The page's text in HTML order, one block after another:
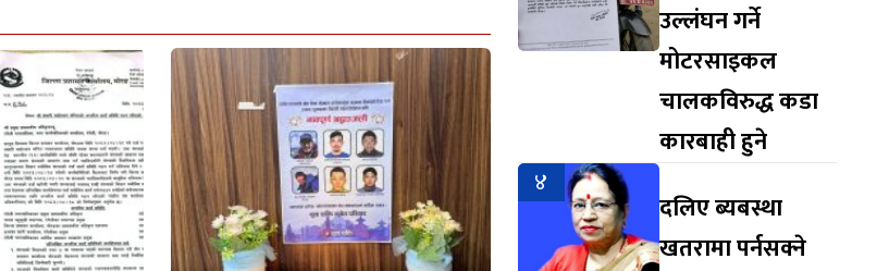
उल्लंघन गर्ने
मोटरसाइकल
चालकविरुद्ध कडा
कारबाही हुने
४
दलिए ब्यबस्था
खतरामा पर्नसक्ने